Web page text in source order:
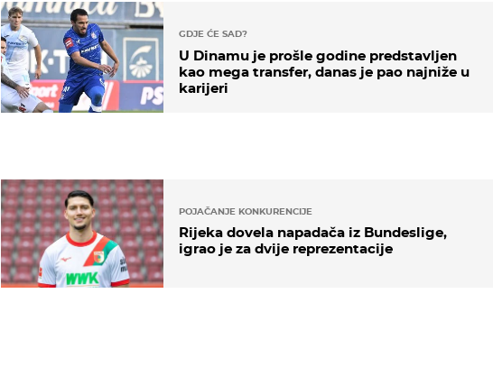
GDJE ĆE SAD?
U Dinamu je prošle godine predstavljen
kao mega transfer, danas je pao najniže u
karijeri
POJAČANJE KONKURENCIJE
Rijeka dovela napadača iz Bundeslige,
igrao je za dvije reprezentacije